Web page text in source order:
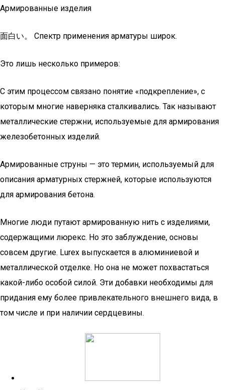
Армированные изделия
面白い。 Спектр применения арматуры широк.
Это лишь несколько примеров:
С этим процессом связано понятие «подкрепление», с
которым многие наверняка сталкивались. Так называют
металлические стержни, используемые для армирования
железобетонных изделий.
Армированные струны — это термин, используемый для
описания арматурных стержней, которые используются
для армирования бетона.
Многие люди путают армированную нить с изделиями,
содержащими люрекс. Но это заблуждение, основы
совсем другие. Lurex выпускается в алюминиевой и
металлической отделке. Но она не может похвастаться
какой-либо особой силой. Эти добавки необходимы для
придания ему более привлекательного внешнего вида, в
том числе и при наличии сердцевины.